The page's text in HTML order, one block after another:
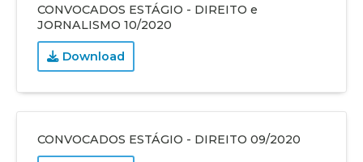
CONVOCADOS ESTÁGIO - DIREITO e
JORNALISMO 10/2020
Download
CONVOCADOS ESTÁGIO - DIREITO 09/2020